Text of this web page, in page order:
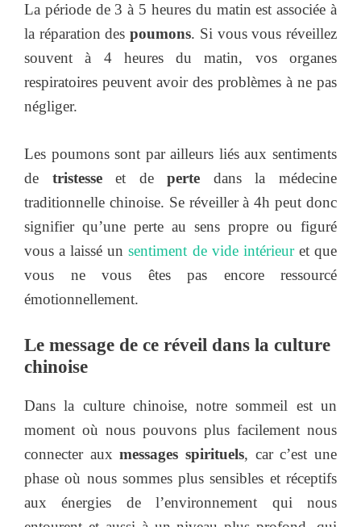
La période de 3 à 5 heures du matin est associée à
la réparation despoumons. Si vous vous réveillez
souvent à 4 heures du matin, vos organes
respiratoires peuvent avoir des problèmes à ne pas
négliger.
Les poumons sont par ailleurs liés aux sentiments
de tristesseet deperte dans la médecine
traditionnelle chinoise. Se réveiller à 4h peut donc
signifier qu’une perte au sens propre ou figuré
vous a laissé unsentiment de vide intérieuret que
vous ne vous êtes pas encore ressourcé
émotionnellement.
Le message de ce réveil dans la culture
chinoise
Dans la culture chinoise, notre sommeil est un
moment où nous pouvons plus facilement nous
connecter auxmessages spirituels, car c’est une
phase où nous sommes plus sensibles et réceptifs
aux énergies de l’environnement qui nous